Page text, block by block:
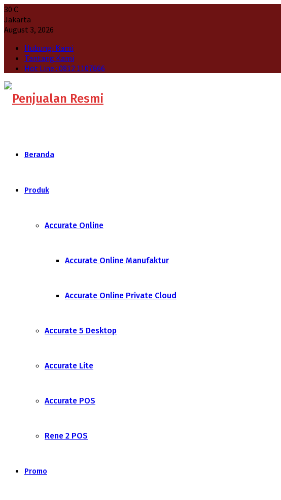
30 C
Jakarta
August 3, 2026
Hubungi Kami
Tantang Kami
Hot Line : 0812 1107666
Beranda
Produk
Accurate Online
Accurate Online Manufaktur
Accurate Online Private Cloud
Accurate 5 Desktop
Accurate Lite
Accurate POS
Rene 2 POS
Promo